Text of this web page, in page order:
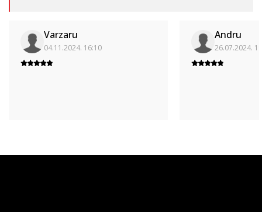
Varzaru
04.11.2024. 16:10
Andru
26.07.2024.